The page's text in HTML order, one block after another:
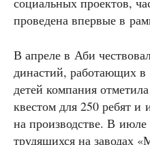
проведена впервые в
В апреле в Аби
династий, работающих
детей компания
квестом для 250 ребят
на производстве. В
трудящихся на заводах